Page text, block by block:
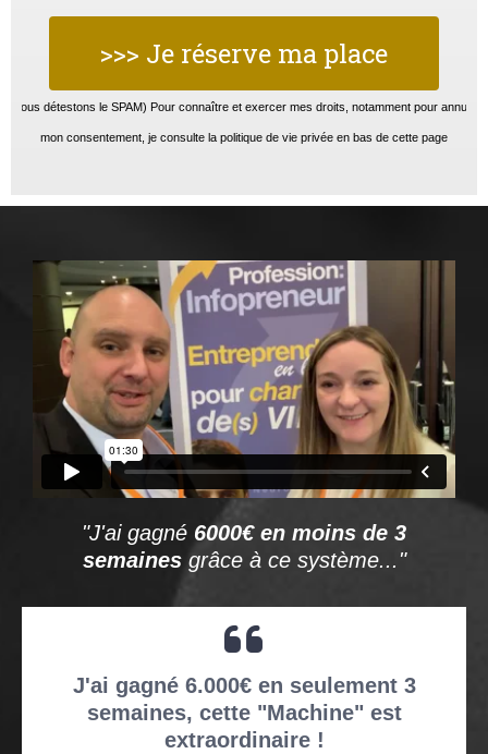
>>> Je réserve ma place
(Nous détestons le SPAM) Pour connaître et exercer mes droits, notamment pour annuler
mon consentement, je consulte la politique de vie privée en bas de cette page
"J'ai gagné 6000€ en moins de 3
semainesgrâce à ce système..."
J'ai gagné 6.000€ en seulement 3
semaines, cette "Machine" est
extraordinaire!